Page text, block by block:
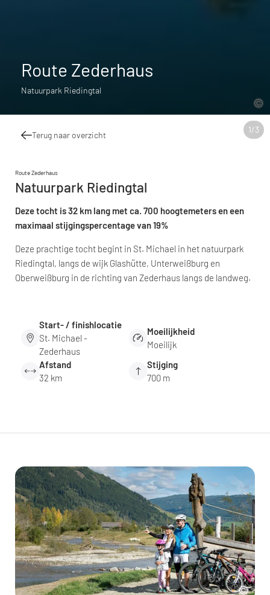
1/3
Route Zederhaus
Natuurpark Riedingtal
Terug naar overzicht
Route Zederhaus
Natuurpark Riedingtal
Deze tocht is 32 km lang met ca. 700 hoogtemeters en een
maximaal stijgingspercentage van 19%
Deze prachtige tocht begint in St. Michael in het natuurpark
Riedingtal, langs de wijk Glashütte, Unterweißburg en
Oberweißburg in de richting van Zederhaus langs de landweg.
Start- / finishlocatie
St. Michael -
Zederhaus
Moeilijkheid
Moeilijk
Afstand
32 km
Stijging
700 m